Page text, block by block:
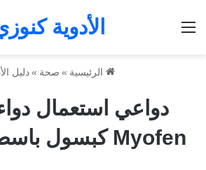
الأدوية
الرئيسية » صحة »دليل
دواعي استعمال
Myofen كبسول باسط للعضلات